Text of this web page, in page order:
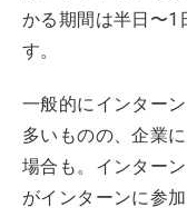
かる期間は半日〜1
す。
一般的にインター
多いものの、企業
場合も。インター
がインターンに参